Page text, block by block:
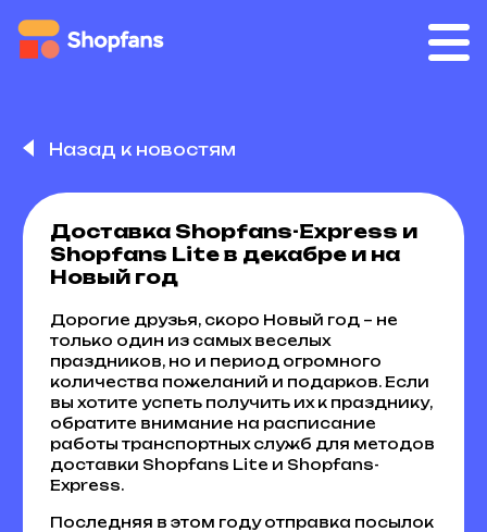
Назад к новостям
Доставка Shopfans-Express и
Shopfans Lite в декабре и на
Новый год
Дорогие друзья, скоро Новый год – не
только один из самых веселых
праздников, но и период огромного
количества пожеланий и подарков. Если
вы хотите успеть получить их к празднику,
обратите внимание на расписание
работы транспортных служб для методов
доставки Shopfans Lite и Shopfans-
Express.
Последняя в этом году отправка посылок